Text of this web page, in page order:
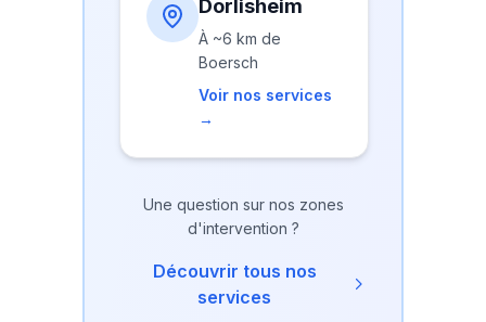
Dorlisheim
À ~6 km de
Boersch
Voir nos services
→
Une question sur nos zones
d'intervention ?
Découvrir tous nos
services